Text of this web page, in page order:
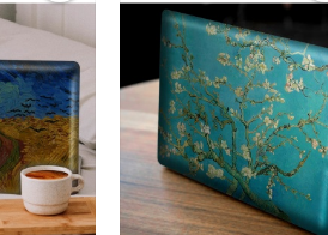
Asus
laptop
Laptop